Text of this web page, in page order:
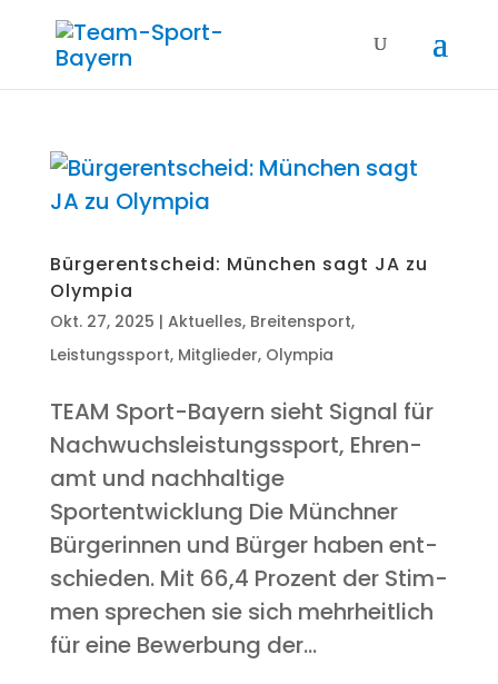
Bür­ger­ent­scheid: Mün­chen sagt JA zu
Olympia
Okt. 27, 2025 | Aktuelles, Breitensport,
Leistungssport, Mitglieder, Olympia
TEAM Sport-Bay­ern sieht Signal für
Nach­wuchs­leis­tungs­sport, Ehren­
amt und nach­hal­ti­ge
Sportentwicklung Die Münch­ner
Bür­ge­rin­nen und Bür­ger haben ent­
schie­den. Mit 66,4 Pro­zent der Stim­
men spre­chen sie sich mehr­heit­lich
für eine Bewer­bung der...